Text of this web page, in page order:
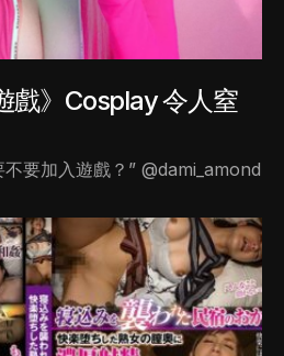
戲》Cosplay 令人窒
要加入遊戲？” @dami_amond